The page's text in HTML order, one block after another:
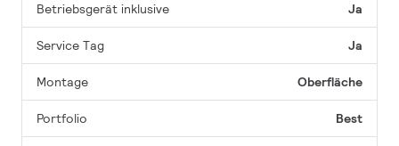
Betriebsgerät inklusive Ja
Service Tag Ja
Montage Oberfläche
Portfolio Best